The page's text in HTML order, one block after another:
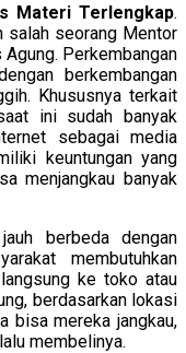
Materi Terlengkap.
salah seorang Mentor
Perkembangan
berkembangan
Khususnya terkait
ini sudah banyak
sebagai media
keuntungan yang
menjangkau banyak
berbeda dengan
membutuhkan
ke toko atau
berdasarkan lokasi
bisa mereka jangkau,
membelinya.